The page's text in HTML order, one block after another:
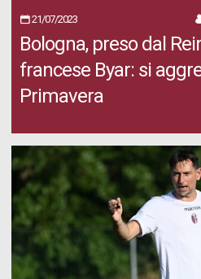
21/07/2023
Bologna, preso dal
francese Byar: si
Primavera